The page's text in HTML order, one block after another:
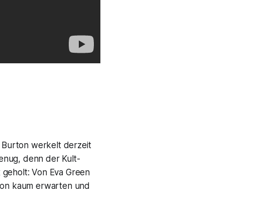
Burton werkelt derzeit
denn der Kult-
Von Eva Green
kaum erwarten und